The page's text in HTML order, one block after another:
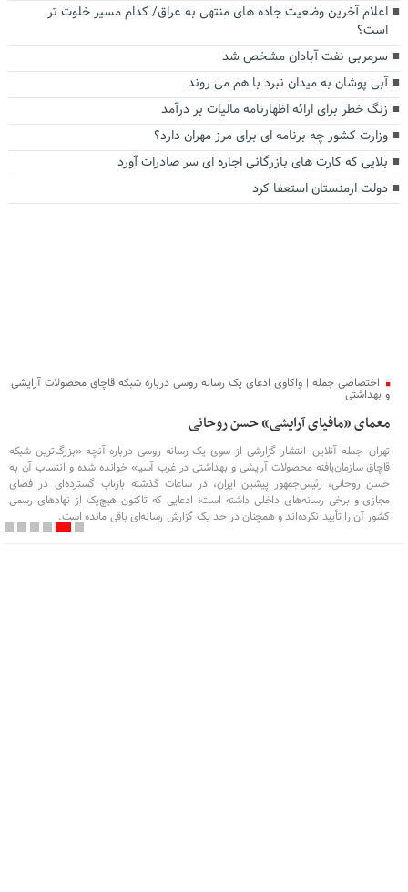
اعلام آخرین وضعیت جاده های منتهی به عراق/ کدام مسیر خلوت تر
است؟
سرمربی نفت آبادان مشخص شد
آبی پوشان به میدان نبرد با هم می روند
زنگ خطر برای ارائه اظهارنامه مالیات بر درآمد
وزارت کشور چه برنامه ای برای مرز مهران دارد؟
بلایی که کارت های بازرگانی اجاره ای سر صادرات آورد
دولت ارمنستان استعفا کرد
اختصاصی جمله | واکاوی ادعای یک رسانه روسی درباره شبکه قاچاق محصولات آرایشی
و بهداشتی
معمای «مافیای آرایشی» حسن روحانی
تهران- جمله آنلاین- انتشار گزارشی از سوی یک رسانه روسی درباره آنچه «بزرگ‌ترین شبکه
قاچاق سازمان‌یافته محصولات آرایشی و بهداشتی در غرب آسیا» خوانده شده و انتساب آن به
حسن روحانی، رئیس‌جمهور پیشین ایران، در ساعات گذشته بازتاب گسترده‌ای در فضای
مجازی و برخی رسانه‌های داخلی داشته است؛ ادعایی که تاکنون هیچ‌یک از نهادهای رسمی
کشور آن را تأیید نکرده‌اند و همچنان در حد یک گزارش رسانه‌ای باقی مانده است.